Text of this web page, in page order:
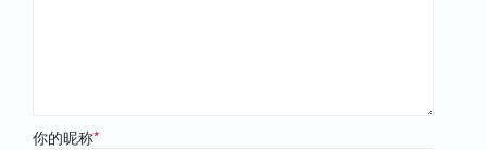
你的昵称*